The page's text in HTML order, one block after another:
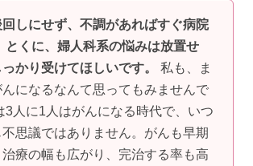
しにせず、不調があればすぐ病院
とくに、婦人科系の悩みは放置せ
かり受けてほしいです。
私も、ま
になるなんて思ってもみませんで
3人に1人はがんになる時代で、いつ
思議ではありません。がんも早期
療の幅も広がり、完治する率も高